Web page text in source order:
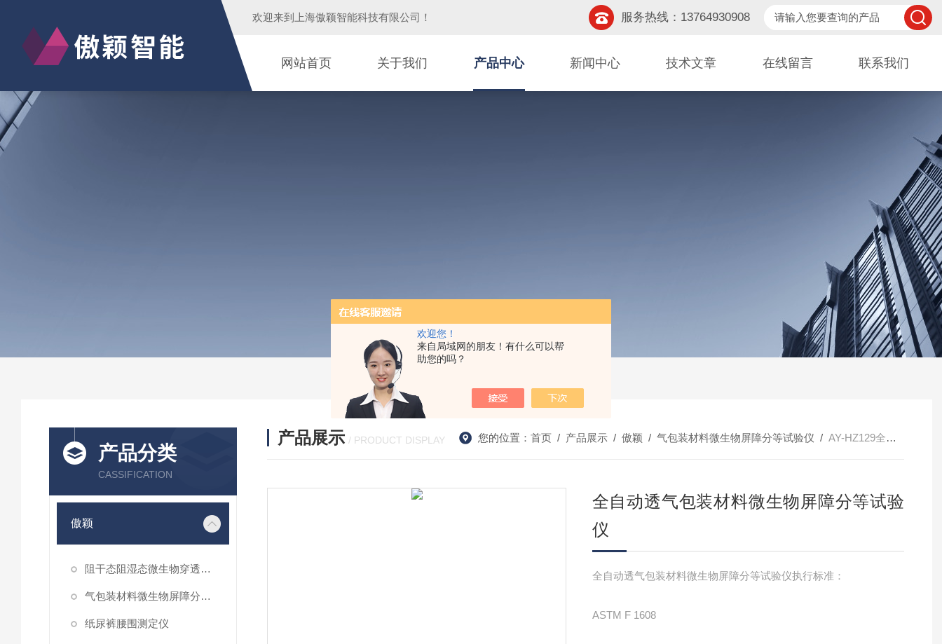
欢迎您！
来自局域网的朋友！有什么可以帮
助您的吗？
欢迎来到 上海傲颖智能科技有限公司 ！ 服务热线：13764930908
网站首页 关于我们 产品中心 新闻中心 技术文章 在线留言 联系我们
产品分类
CASSIFICATION
傲颖
阻干态阻湿态微生物穿透性能测试仪
气包装材料微生物屏障分等试验仪
纸尿裤腰围测定仪
产品展示 / PRODUCT DISPLAY 您的位置： 首页/ 产品展示/ 傲颖 / 气包装材料微生物屏障分等试验仪 / AY-HZ129全自动透气包装材料微生物屏障分等试验仪
全自动透气包装材料微生物屏障分等试验
仪
全自动透气包装材料微生物屏障分等试验仪执行标准：
ASTM F 1608